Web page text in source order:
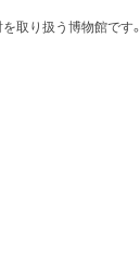
取り扱う博物館です。